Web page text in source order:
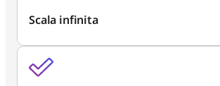
Scala infinita